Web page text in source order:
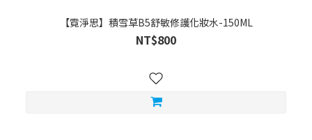
【霓淨思】積雪草B5舒敏修護化妝水-150ML
NT$800